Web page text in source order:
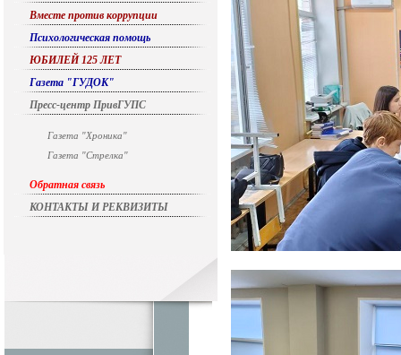
Вместе против коррупции
Психологическая помощь
ЮБИЛЕЙ 125 ЛЕТ
Газета "ГУДОК"
Пресс-центр ПривГУПС
Газета "Хроника"
Газета "Стрелка"
Обратная связь
КОНТАКТЫ И РЕКВИЗИТЫ